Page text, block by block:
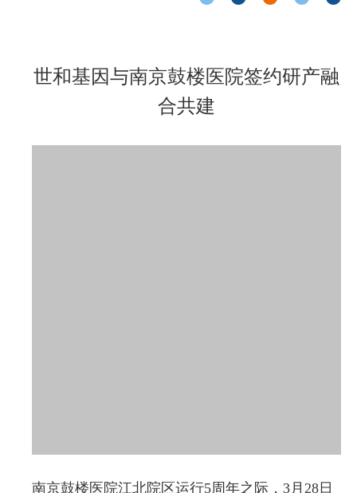
世和基因与南京鼓楼医院签约研产融
合共建
南京鼓楼医院江北院区运行5周年之际，3月28日